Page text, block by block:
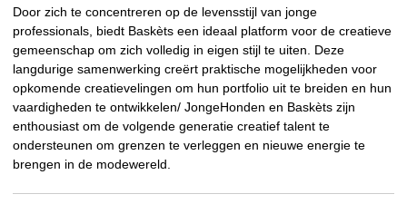
Door zich te concentreren op de levensstijl van jonge
professionals, biedt Baskèts een ideaal platform voor de creatieve
gemeenschap om zich volledig in eigen stijl te uiten. Deze
langdurige samenwerking creërt praktische mogelijkheden voor
opkomende creatievelingen om hun portfolio uit te breiden en hun
vaardigheden te ontwikkelen/ JongeHonden en Baskèts zijn
enthousiast om de volgende generatie creatief talent te
ondersteunen om grenzen te verleggen en nieuwe energie te
brengen in de modewereld.